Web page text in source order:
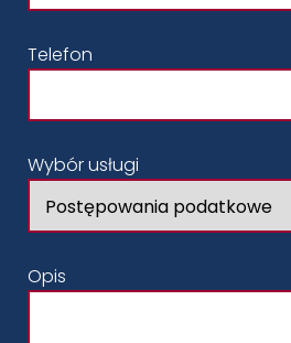
Telefon
Wybór usługi
Opis